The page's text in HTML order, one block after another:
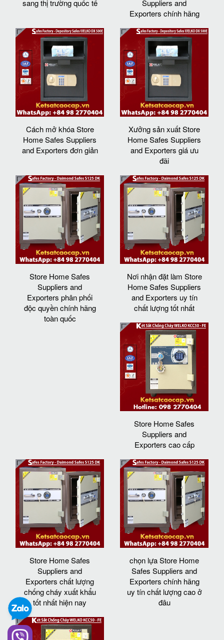
sang thị trường quốc tế
Suppliers and
Exporters chính hãng
Cách mở khóa Store
Home Safes Suppliers
and Exporters đơn giản
Xưởng sản xuất Store
Home Safes Suppliers
and Exporters giá ưu
đãi
Store Home Safes
Suppliers and
Exporters phân phối
độc quyền chính hãng
toàn quốc
Nơi nhận đặt làm Store
Home Safes Suppliers
and Exporters uy tín
chất lượng tốt nhất
Store Home Safes
Suppliers and
Exporters cao cấp
Store Home Safes
Suppliers and
Exporters chất lượng
chống cháy xuất khẩu
tốt nhất hiện nay
chọn lựa Store Home
Safes Suppliers and
Exporters chính hãng
uy tín chất lượng cao ở
đâu